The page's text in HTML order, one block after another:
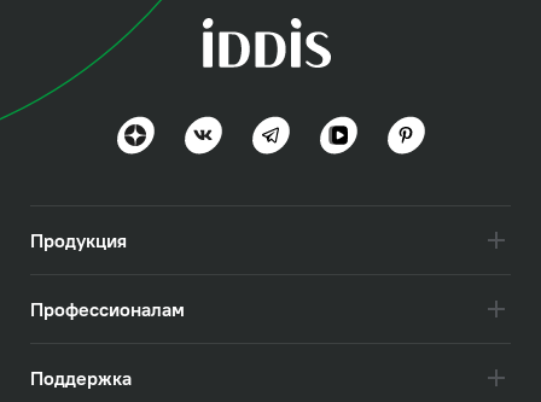
коллекция
Бэйсик (Basic)
Продукция
Профессионалам
Поддержка